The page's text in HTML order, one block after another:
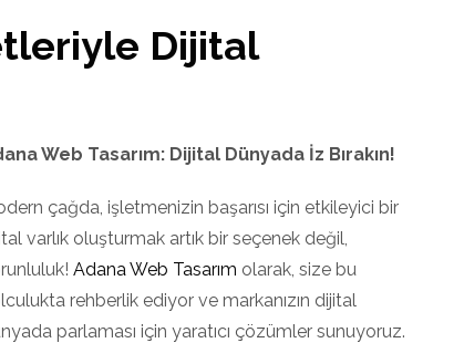
Dijital
Web Tasarım: Dijital Dünyada İz Bırakın!
çağda, işletmenizin başarısı için etkileyici bir
varlık oluşturmak artık bir seçenek değil,
Adana Web Tasarım olarak, size bu
rehberlik ediyor ve markanızın dijital
parlaması için yaratıcı çözümler sunuyoruz.